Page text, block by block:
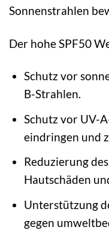
Sonnenstrahlen
Der hohe SPF50
Schutz vor
B-Strahlen.
Schutz vor UV-
eindringen und
Reduzierung
Hautschäden
Unterstützung
gegen